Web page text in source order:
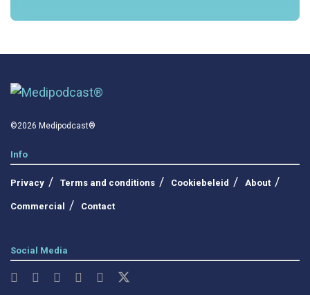
©2026 Medipodcast®
Info
Privacy Terms and conditions Cookiebeleid About
Commercial Contact
Social Media